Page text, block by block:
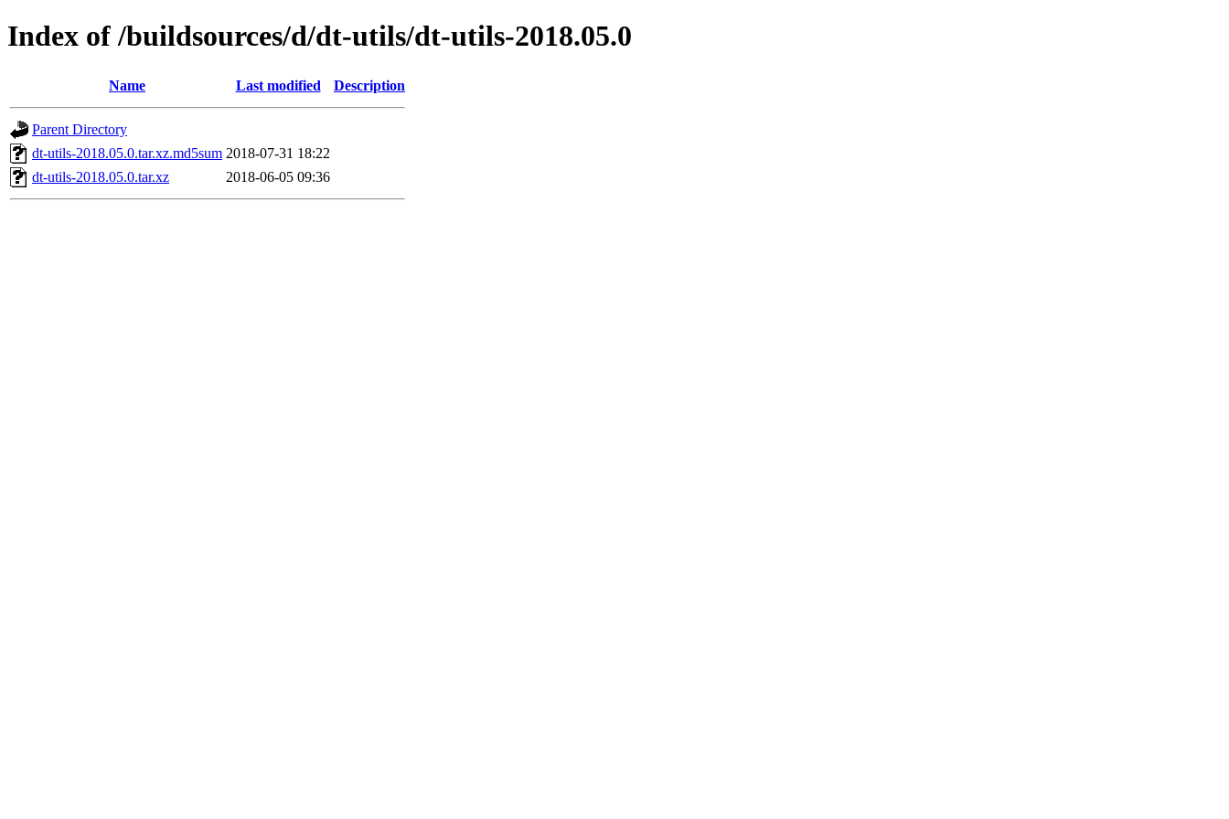
Index of /buildsources/d/dt-utils/dt-utils-2018.05.0
Name Last modified Description
Parent Directory
dt-utils-2018.05.0.tar.xz.md5sum 2018-07-31 18:22
dt-utils-2018.05.0.tar.xz
2018-06-05 09:36